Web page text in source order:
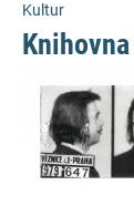
Kultur